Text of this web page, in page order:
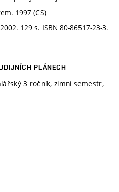
1997 (CS)
129 s. ISBN 80-86517-23-3.
PLÁNECH
3 ročník, zimní semestr,